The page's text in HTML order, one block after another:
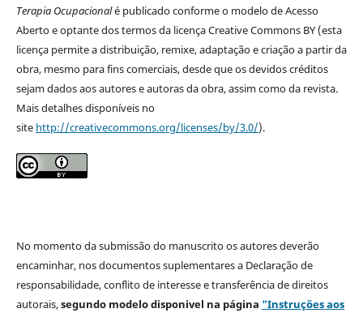
Terapia Ocupacionalé publicado conforme o modelo de Acesso
Aberto e optante dos termos da licença Creative Commons BY (esta
licença permite a distribuição, remixe, adaptação e criação a partir da
obra, mesmo para fins comerciais, desde que os devidos créditos
sejam dados aos autores e autoras da obra, assim como da revista.
Mais detalhes disponíveis no
site http://creativecommons.org/licenses/by/3.0/).
No momento da submissão do manuscrito os autores deverão
encaminhar, nos documentos suplementares a Declaração de
responsabilidade, conflito de interesse e transferência de direitos
autorais,segundo modelodisponivel na página "Instruções aos